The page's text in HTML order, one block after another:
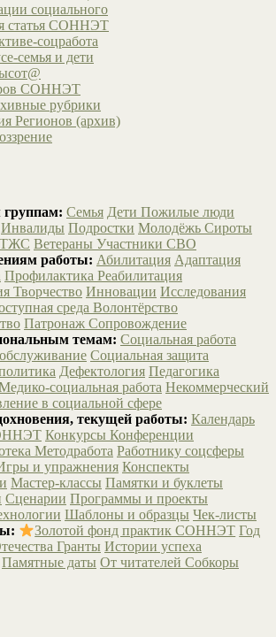
социального
статья СОННЭТ
соцработа
семья и дети
СОННЭТ
рубрики
Регионов (архив)
Семья Дети Пожилые люди
Инвалиды Подростки Молодёжь Сироты
ТЖС Ветераны Участники СВО
работы: Абилитация Адаптация
Профилактика Реабилитация
Творчество Инновации Исследования
среда Волонтёрство
Патронаж Сопровождение
темам: Социальная работа
Социальная защита
Дефектология Педагогика
социальная работа Некоммерческий
в социальной сфере
текущей работы: Календарь
Конкурсы Конференции
Методработа Работнику соцсферы
и упражнения Конспекты
Мастер-классы Памятки и буклеты
Сценарии Программы и проекты
Шаблоны и образцы Чек-листы
Золотой фонд практик СОННЭТ Год
Гранты Истории успеха
Памятные даты От читателей Собкоры